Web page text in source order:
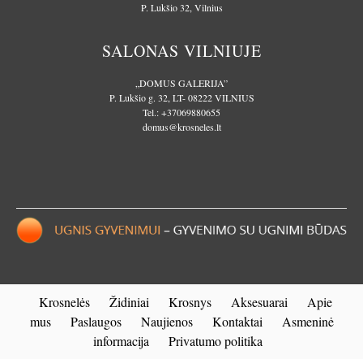
P. Lukšio 32, Vilnius
SALONAS VILNIUJE
„DOMUS GALERIJA”
P. Lukšio g. 32, LT- 08222 VILNIUS
Tel.:+37069880655
domus@krosneles.lt
Krosnelės Židiniai Krosnys Aksesuarai
Apie
mus
Paslaugos Naujienos Kontaktai
Asmeninė
informacija
Privatumo politika